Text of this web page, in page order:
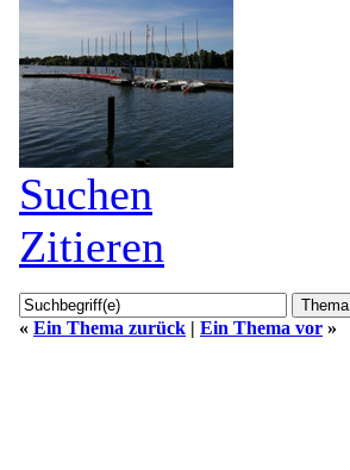
Suchen
Zitieren
« Ein Thema zurück | Ein Thema vor »